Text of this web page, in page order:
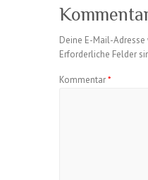
Deine E-Mail-
Erforderliche Felder
Kommentar*